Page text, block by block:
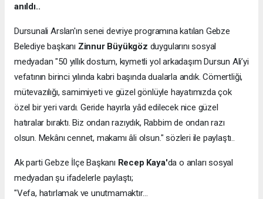
anıldı..
Dursunali Arslan'ın senei devriye programına katılan Gebze
Belediye başkanı Zinnur Büyükgöz duygularını sosyal
medyadan "50 yıllık dostum, kıymetli yol arkadaşım Dursun Ali’yi
vefatının birinci yılında kabri başında dualarla andık. Cömertliği,
mütevazılığı, samimiyeti ve güzel gönlüyle hayatımızda çok
özel bir yeri vardı. Geride hayırla yâd edilecek nice güzel
hatıralar bıraktı. Biz ondan razıydık, Rabbim de ondan razı
olsun. Mekânı cennet, makamı âli olsun." sözleri ile paylaştı..
Ak parti Gebze İlçe Başkanı Recep Kaya'da o anları sosyal
medyadan şu ifadelerle paylaştı;
"Vefa, hatırlamak ve unutmamaktır…